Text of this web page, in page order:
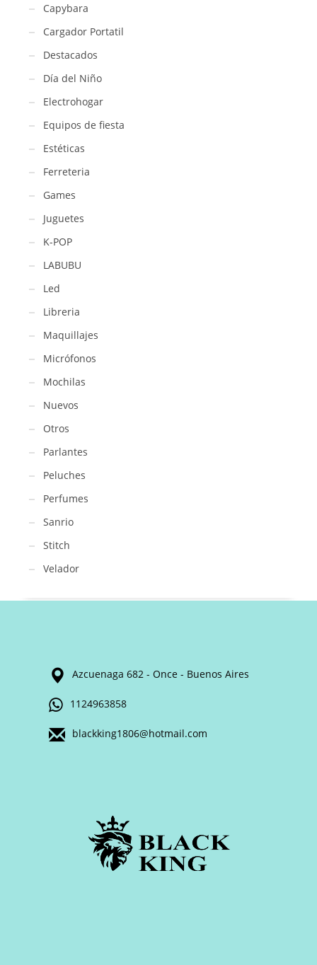
Capybara
Cargador Portatil
Destacados
Día del Niño
Electrohogar
Equipos de fiesta
Estéticas
Ferreteria
Games
Juguetes
K-POP
LABUBU
Led
Libreria
Maquillajes
Micrófonos
Mochilas
Nuevos
Otros
Parlantes
Peluches
Perfumes
Sanrio
Stitch
Velador
Azcuenaga 682 - Once - Buenos Aires
1124963858
blackking1806@hotmail.com